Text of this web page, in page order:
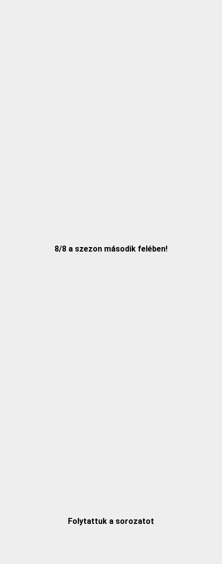
8/8 a szezon második felében!
Folytattuk a sorozatot